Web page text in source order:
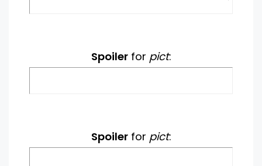
Spoilerfor pict:
Spoilerfor pict: